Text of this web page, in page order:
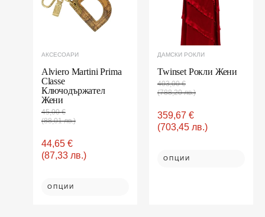
АКСЕСОАРИ
Alviero Martini Prima
Classe
Ключодържател
Жени
45,00€
(88,01 лв.)
44,65 €
(87,33 лв.)
ОПЦИИ
options
may
the
product
page
ДАМСКИ РОКЛИ
Twinset Рокли Жени
403,00€
(788,20 лв.)
359,67 €
(703,45 лв.)
ОПЦИИ
the
product
page